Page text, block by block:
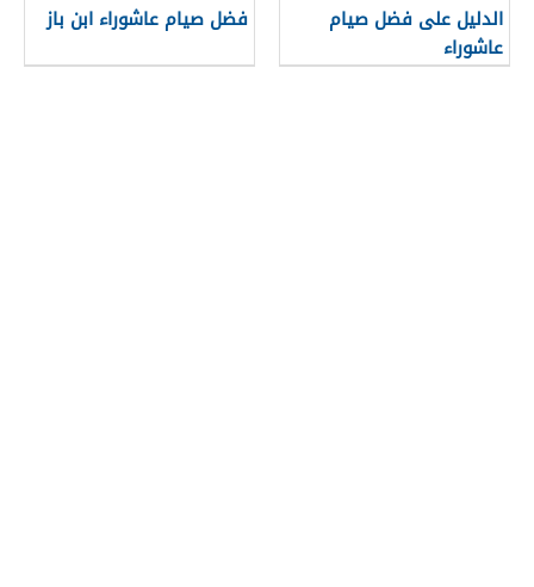
الدليل على فضل صيام
عاشوراء
فضل صيام عاشوراء ابن باز